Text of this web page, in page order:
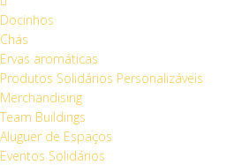
Docinhos
Chás
Ervas aromáticas
Produtos Solidários Personalizáveis
Merchandising
Team Buildings
Aluguer de Espaços
Eventos Solidários